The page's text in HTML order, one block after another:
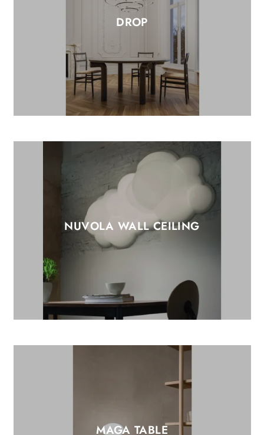
DROP
NUVOLA WALL CEILING
MAGA TABLE